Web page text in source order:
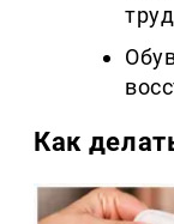
Как